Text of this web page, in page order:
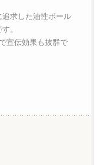
求した油性ボール
。
宣伝効果も抜群で